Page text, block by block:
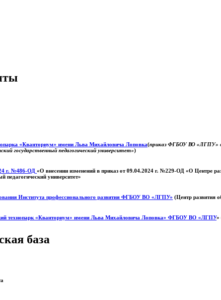
«Кванториум» имени Льва Михайловича Лоповка(приказ ФГБОУ ВО «ЛГПУ»
государственный педагогический университет»)
г. №486-ОД «О внесении изменений в приказ от 09.04.2024 г. №229-ОД «О Центре
педагогический университет»
Института профессионального развития ФГБОУ ВО «ЛГПУ» (Центр развития
технопарк «Кванториум» имени Льва Михайловича Лоповка» ФГБОУ ВО «ЛГПУ»
база